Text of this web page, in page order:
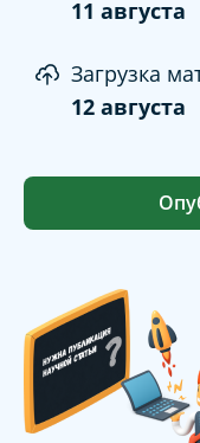
11 августа
Загрузка
12 августа